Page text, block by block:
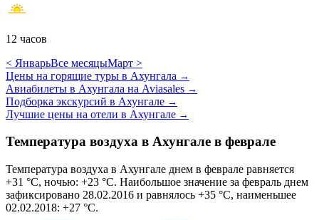
12 часов
< ЯнварьВсе месяцыМарт >
Цены на горящие туры в Ахунгала →
Авиабилеты в Ахунгала на Aviasales →
Подборка экскурсий в Ахунгале →
Лучшие цены на отели в Ахунгале →
Температура воздуха в Ахунгале в феврале
Температура воздуха в Ахунгале днем в феврале равняется
+31 °C, ночью: +23 °C. Наибольшое значение за февраль днем
зафиксировано 28.02.2016 и равнялось +35 °C, наименьшее
02.02.2018: +27 °C.